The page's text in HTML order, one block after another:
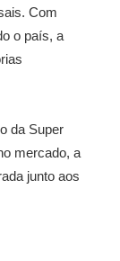
Com
o país, a
da Super
mercado, a
junto aos